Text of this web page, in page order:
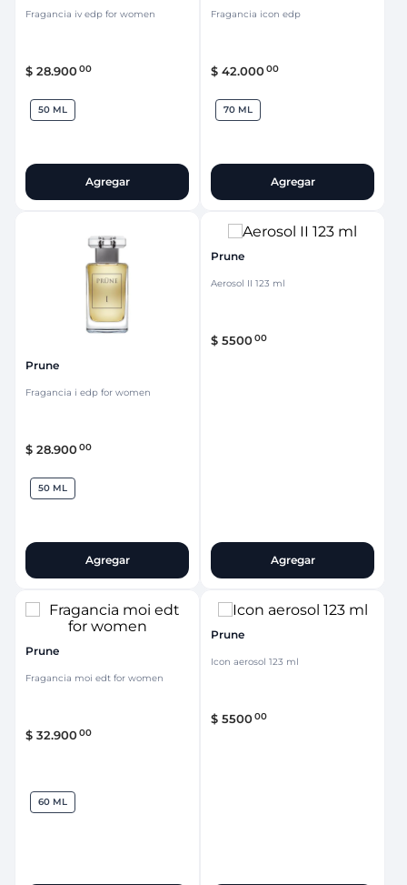
Fragancia iv edp for women
$ 28.90000
50 ML
Agregar
Fragancia icon edp
$ 42.00000
70 ML
Agregar
Prune
Fragancia i edp for women
$ 28.90000
50 ML
Agregar
Prune
Aerosol II 123 ml
$ 550000
Agregar
Prune
Fragancia moi edt for women
$ 32.90000
60 ML
Prune
Icon aerosol 123 ml
$ 550000